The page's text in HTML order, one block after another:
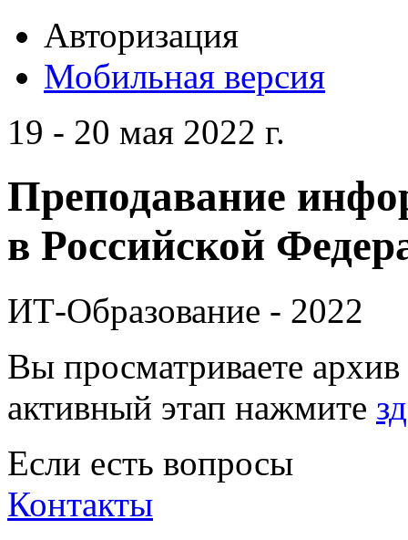
Авторизация
Мобильная версия
19 - 20 мая 2022 г.
Преподавание
в Российской
ИТ-Образование - 2022
Вы просматриваете
активный этап нажмите
Если есть вопросы
Контакты